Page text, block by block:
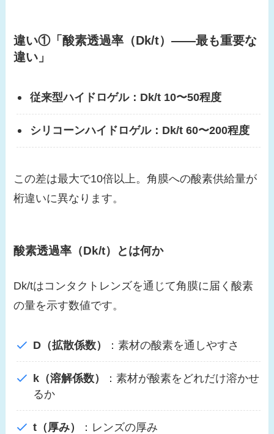
違い①「酸素透過率（Dk/t）——最も重要な
違い」
従来型ハイドロゲル：Dk/t 10〜50程度
シリコーンハイドロゲル：Dk/t 60〜200程度
この差は最大で10倍以上。角膜への酸素供給量が
桁違いに異なります。
酸素透過率（Dk/t）とは何か
Dk/tはコンタクトレンズを通じて角膜に届く酸素
の量を示す数値です。
D（拡散係数） ：素材の酸素を通しやすさ
k（溶解係数）
：素材が酸素をどれだけ溶かせ
るか
t（厚み） ：レンズの厚み